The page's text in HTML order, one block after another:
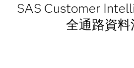
SAS Customer
全通路資料